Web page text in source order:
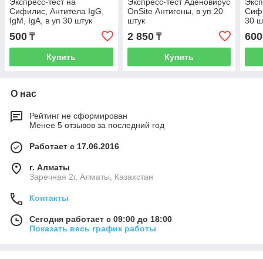
Экспресс-тест на
Сифилис, Антитела IgG,
IgM, IgA, в уп 30 штук
500 ₸
Купить
Экспресс-тест Аденовирус
OnSite Антигены, в уп 20
штук
2 850₸
Купить
30
600
О нас
Рейтинг не сформирован
Менее 5 отзывов за последний год
Работает с 17.06.2016
г. Алматы
Заречная 2г, Алматы, Казахстан
Контакты
Сегодня работает с 09:00 до 18:00
Показать весь график работы